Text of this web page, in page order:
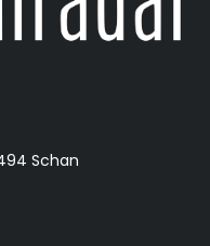
Schan